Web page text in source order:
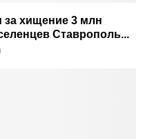
за хищение 3 млн
Ставрополь...